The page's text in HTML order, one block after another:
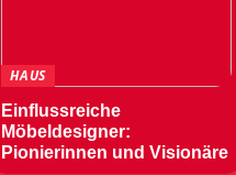
HAUS
Einflussreiche
Möbeldesigner:
Pionierinnen und Visionäre